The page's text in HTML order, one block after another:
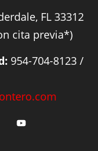
FL 33312
cita previa*)
954-704-8123 /